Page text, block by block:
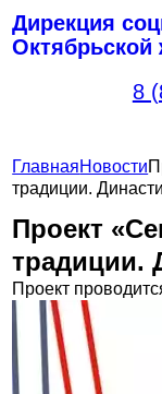
Дирекция
Октябрьской
8
ГЛАВНАЯ
ОБЪЕКТЫ
ТУРИЗМА
ДЕТСКОЕ
ОБЪЕКТЫ
КРУЖКИ
ГАЛЕРЕЯ
НОВОСТИ
ГлавнаяНовости
традиции.
Проект
традиции.
Проект